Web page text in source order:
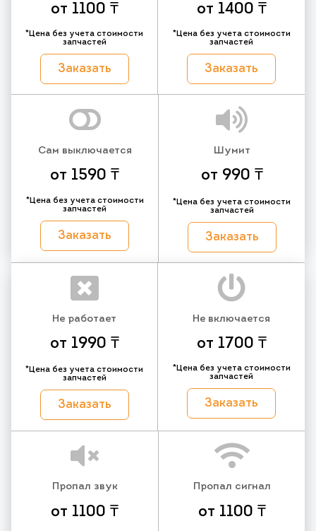
от 1100 ₸
*Цена без учета стоимости
запчастей
Заказать
от 1400 ₸
*Цена без учета стоимости
запчастей
Заказать
Сам выключается
от 1590 ₸
*Цена без учета стоимости
запчастей
Заказать
Шумит
от 990 ₸
*Цена без учета стоимости
запчастей
Заказать
Не работает
от 1990 ₸
*Цена без учета стоимости
запчастей
Заказать
Не включается
от 1700 ₸
*Цена без учета стоимости
запчастей
Заказать
Пропал звук
от 1100 ₸
Пропал сигнал
от 1100 ₸